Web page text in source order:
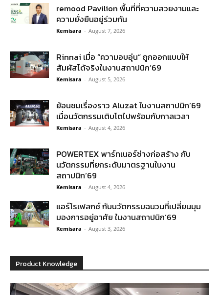
remood Pavilion พื้นที่ที่ความสวยงามและ
ความยั่งยืนอยู่ร่วมกัน
Kemisara - August 7, 2026
Rinnai เมื่อ “ความอบอุ่น” ถูกออกแบบให้
สัมผัสได้จริงในงานสถาปนิก’69
Kemisara - August 5, 2026
ย้อนชมเรื่องราว Aluzat ในงานสถาปนิก’69
เมื่อนวัตกรรมเติบโตไปพร้อมกับกาลเวลา
Kemisara - August 4, 2026
POWERTEX พาร์ทเนอร์ช่างก่อสร้าง กับ
นวัตกรรมที่ยกระดับมาตรฐานในงาน
สถาปนิก’69
Kemisara - August 4, 2026
แอร์โรเฟลกซ์ กับนวัตกรรมฉนวนที่เปลี่ยนมุม
มองการอยู่อาศัย ในงานสถาปนิก’69
Kemisara - August 3, 2026
Product Knowledge